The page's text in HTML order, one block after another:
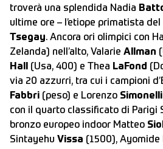
troverà una splendida Nadia
ultime ore – l’etiope primatista
Tsegay. Ancora ori olimpici con
Zelanda) nell’alto, Valarie Allman
Hall (Usa, 400) e Thea LaFond
via 20 azzurri, tra cui i campioni
Fabbri (peso) e Lorenzo Simonelli
con il quarto classificato di Parigi
bronzo europeo indoor Matteo
Sintayehu Vissa (1500), Ayomide